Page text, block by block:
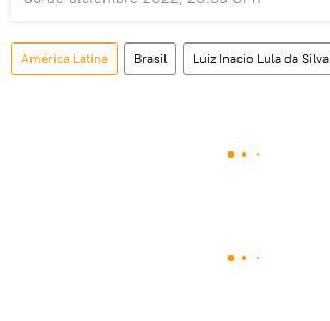
América Latina Brasil Luiz Inacio Lula da Silva